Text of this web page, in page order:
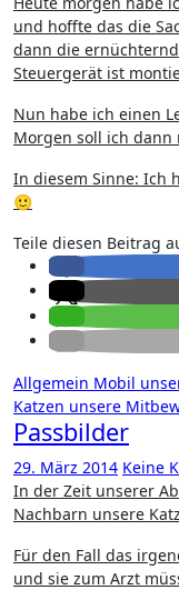
und hoffte das die
dann die
Steuergerät ist
Nun habe ich einen
Morgen soll ich dann
In diesem Sinne: Ich
🙂
Teile diesen Beitrag
Allgemein Mobil
Katzen unsere
Passbilder
29. März 2014 Keine
In der Zeit unserer Abwesenheit füttern unsere lieben
Nachbarn unsere
Für den Fall das
und sie zum Arzt